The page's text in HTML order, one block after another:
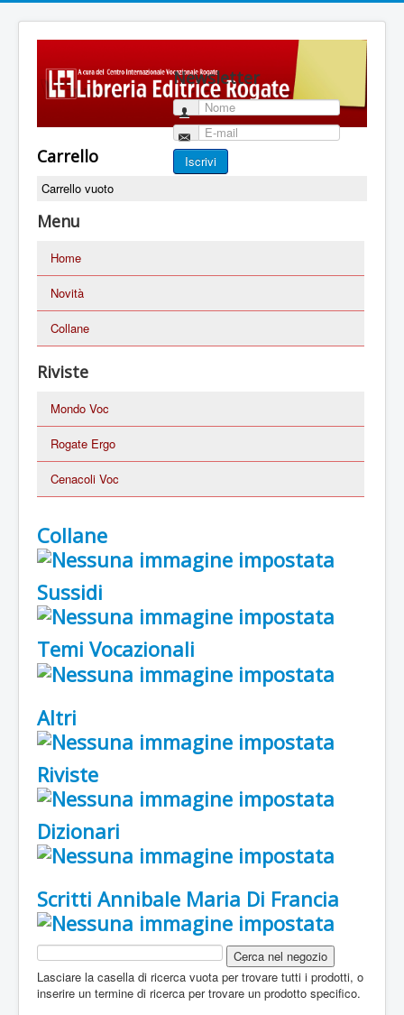
Newsletter
Nome
E-mail
Iscrivi
Carrello
Carrello vuoto
Menu
Home
Novità
Collane
Riviste
Mondo Voc
Rogate Ergo
Cenacoli Voc
Collane
Sussidi
Temi Vocazionali
Altri
Riviste
Dizionari
Scritti Annibale Maria Di Francia
Lasciare la casella di ricerca vuota per trovare tutti i prodotti, o
inserire un termine di ricerca per trovare un prodotto specifico.